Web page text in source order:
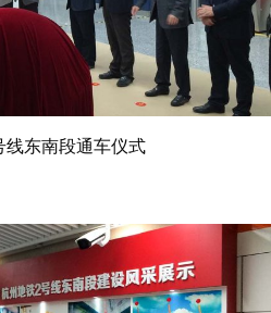
线东南段通车仪式